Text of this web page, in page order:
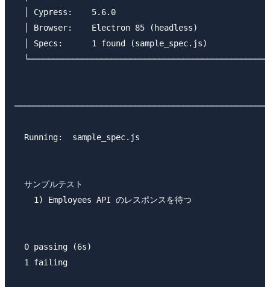
│ Cypress:    5.6.0
│ Browser:    Electron 85 (headless)
│ Specs:      1 found (sample_spec.js)
Running:  sample_spec.js
  サンプルテスト
    1) Employees API のレスポンスを待つ
  0 passing (6s)
  1 failing